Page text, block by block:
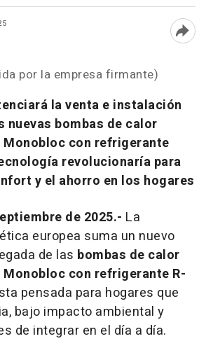
por la empresa firmante)
la venta e instalación
nuevas bombas de calor
Monobloc con refrigerante
revolucionaría para
y el ahorro en los hogares
de 2025.- La
europea suma un nuevo
de las bombas de calor
con refrigerante R-
pensada para hogares que
bajo impacto ambiental y
de integrar en el día a día.